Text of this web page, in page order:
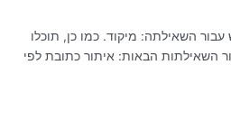
השאילתה: מיקוד. כמו כן, תוכלו
השאילתות הבאות: איתור כתובת לפי